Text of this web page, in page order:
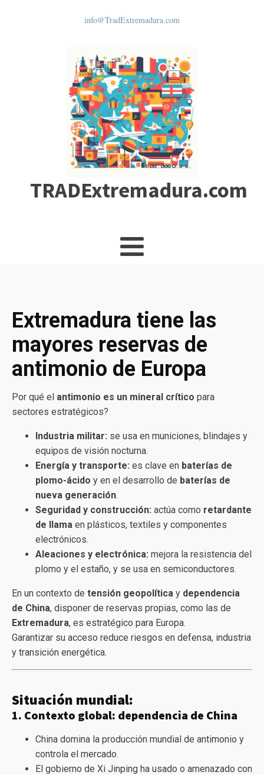
info@TradExtremadura.com
TRADExtremadura.com
Extremadura tiene las
mayores reservas de
antimonio de Europa
Por qué el antimonio es un mineral crítico para
sectores estratégicos?
Industria militar: se usa en municiones, blindajes y
equipos de visión nocturna.
Energía y transporte: es clave en baterías de
plomo-ácido y en el desarrollo de baterías de
nueva generación.
Seguridad y construcción: actúa como retardante
de llama en plásticos, textiles y componentes
electrónicos.
Aleaciones y electrónica: mejora la resistencia del
plomo y el estaño, y se usa en semiconductores.
En un contexto de tensión geopolítica y dependencia
de China, disponer de reservas propias, como las de
Extremadura, es estratégico para Europa.
Garantizar su acceso reduce riesgos en defensa, industria
y transición energética.
Situación mundial:
1. Contexto global: dependencia de China
China domina la producción mundial de antimonio y
controla el mercado.
El gobierno de Xi Jinping ha usado o amenazado con